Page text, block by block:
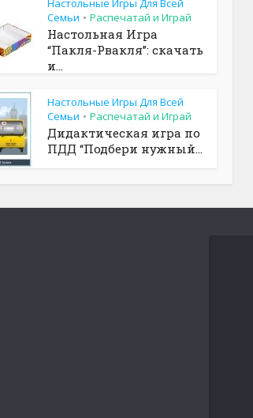
Настольные Игры Для Всей
Семьи • Распечатай и Играй
Настольная Игра
“Пакля-Рвакля”: скачать
и...
Настольные Игры Для Всей
Семьи • Распечатай и Играй
Дидактическая игра по
ПДД “Подбери нужный...